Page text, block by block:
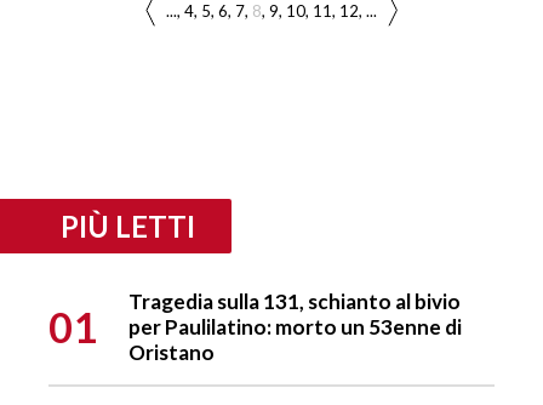
... 4 5 6 7 8 9 10 11 12 ...
PIÙ LETTI
01
Tragedia sulla 131, schianto al bivio
per Paulilatino: morto un 53enne di
Oristano